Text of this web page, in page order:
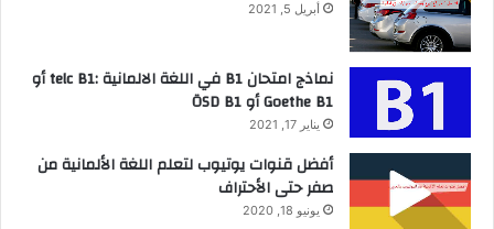
أبريل 5, 2021
نماذج امتحان B1 في اللغة الالمانية :telc B1 أو
Goethe B1 أو ÖSD B1
يناير 17, 2021
أفضل قنوات يوتيوب لتعلم اللغة الألمانية من
صفر حتى الأحتراف
يونيو 18, 2020